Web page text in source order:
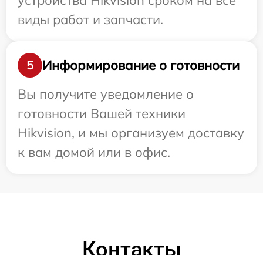
виды работ и запчасти.
5
Информирование о готовности
Вы получите уведомление о
готовности Вашей техники
Hikvision, и мы организуем доставку
к вам домой или в офис.
Контакты